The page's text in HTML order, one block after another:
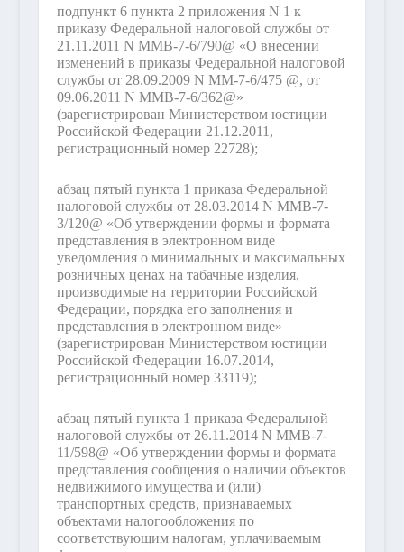
подпункт 6 пункта 2 приложения N 1 к
приказу Федеральной налоговой службы от
21.11.2011 N ММВ-7-6/790@ «О внесении
изменений в приказы Федеральной налоговой
службы от 28.09.2009 N ММ-7-6/475 @, от
09.06.2011 N ММВ-7-6/362@»
(зарегистрирован Министерством юстиции
Российской Федерации 21.12.2011,
регистрационный номер 22728);
абзац пятый пункта 1 приказа Федеральной
налоговой службы от 28.03.2014 N ММВ-7-
3/120@ «Об утверждении формы и формата
представления в электронном виде
уведомления о минимальных и максимальных
розничных ценах на табачные изделия,
производимые на территории Российской
Федерации, порядка его заполнения и
представления в электронном виде»
(зарегистрирован Министерством юстиции
Российской Федерации 16.07.2014,
регистрационный номер 33119);
абзац пятый пункта 1 приказа Федеральной
налоговой службы от 26.11.2014 N ММВ-7-
11/598@ «Об утверждении формы и формата
представления сообщения о наличии объектов
недвижимого имущества и (или)
транспортных средств, признаваемых
объектами налогообложения по
соответствующим налогам, уплачиваемым